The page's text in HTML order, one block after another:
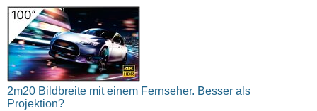
2m20 Bildbreite mit einem Fernseher. Besser als
Projektion?